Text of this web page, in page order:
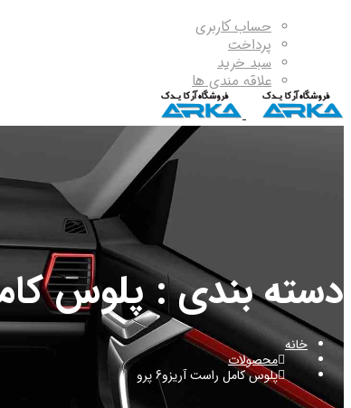
حساب کاربری
پرداخت
سبد خرید
علاقه مندی ها
دسته بندی : پلوس کامل
خانه
محصولات
پلوس کامل راست آریزو6 پرو